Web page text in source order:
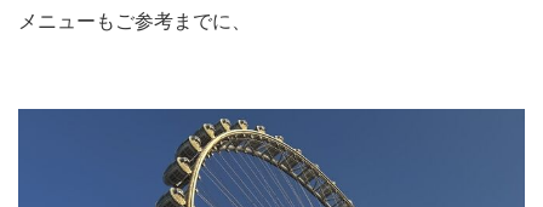
メニューもご参考までに、